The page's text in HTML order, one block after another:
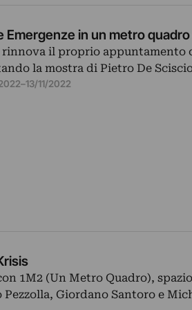
Emergenze in un metro
il proprio appuntamento
la mostra di Pietro De
–13/11/2022
1M2 (Un Metro Quadro), spazio
Giordano Santoro e